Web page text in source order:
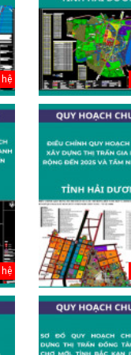
Quy hoạch tổng
thể phát triển
mạng lưới cấp
n...